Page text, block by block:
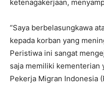
ketenagakerjaan,
“Saya berbelasungkawa
kepada korban yang
Peristiwa ini sangat
saja memiliki kementerian
Pekerja Migran Indonesia